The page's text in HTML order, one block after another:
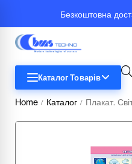
Безкоштовна
Каталог Товарів
Home / Каталог / Плакат.